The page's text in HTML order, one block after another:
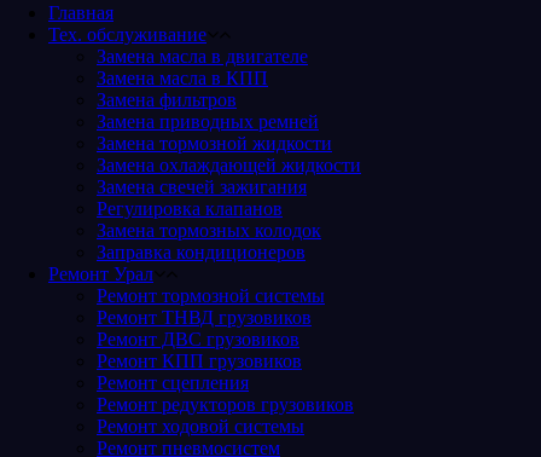
Главная
Тех. обслуживание
Замена масла в двигателе
Замена масла в КПП
Замена фильтров
Замена приводных ремней
Замена тормозной жидкости
Замена охлаждающей жидкости
Замена свечей зажигания
Регулировка клапанов
Замена тормозных колодок
Заправка кондиционеров
Ремонт Урал
Ремонт тормозной системы
Ремонт ТНВД грузовиков
Ремонт ДВС грузовиков
Ремонт КПП грузовиков
Ремонт сцепления
Ремонт редукторов грузовиков
Ремонт ходовой системы
Ремонт пневмосистем